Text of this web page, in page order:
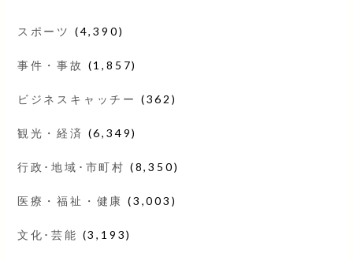
スポーツ (4,390)
事件・事故 (1,857)
ビジネスキャッチー (362)
観光・経済 (6,349)
行政･地域･市町村 (8,350)
医療・福祉・健康 (3,003)
文化･芸能 (3,193)